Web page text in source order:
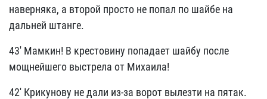
наверняка, а второй просто не попал по шайбе на
дальней штанге.
43' Мамкин! В крестовину попадает шайбу после
мощнейшего выстрела от Михаила!
42' Крикунову не дали из-за ворот вылезти на пятак.